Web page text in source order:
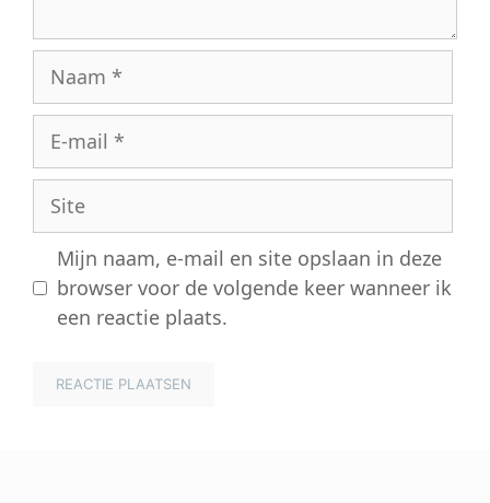
Naam
mail
Site
Mijn naam, e-mail en site opslaan in deze
browser voor de volgende keer wanneer ik
een reactie plaats.